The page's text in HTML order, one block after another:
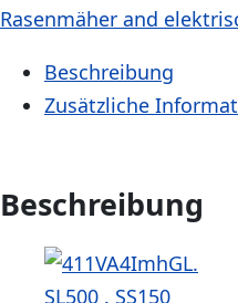
Rasenmäher and
Beschreibung
Zusätzliche
Beschreibung